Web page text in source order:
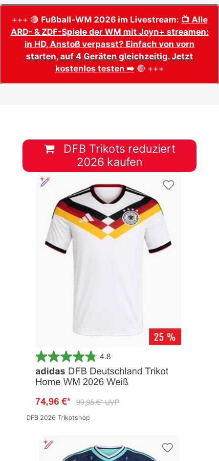
+++ 🔴 Fußball-WM 2026 im Livestream: 📺 Alle
ARD- & ZDF-Spiele der WM mit Joyn+ streamen:
in HD, Anstoß verpasst? Einfach von vorn
starten, auf 4 Geräten gleichzeitig. Jetzt
kostenlos testen ➡️ 🔴 +++
DFB Trikots reduziert
2026 kaufen
DFB 2026 Trikotshop